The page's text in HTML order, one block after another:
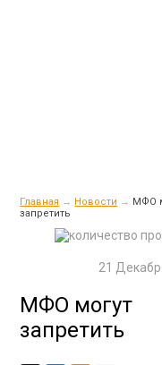
Главная → Новости → МФО
запретить
21
МФО могут
запретить